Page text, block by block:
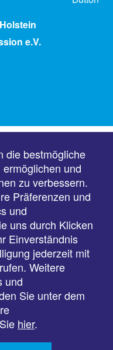
e.V.
die bestmögliche
und
zu verbessern.
Präferenzen und
und
uns durch Klicken
Einverständnis
jederzeit mit
Weitere
und
Sie unter dem
hier.